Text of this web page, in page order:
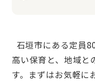
高い保育と、地域と